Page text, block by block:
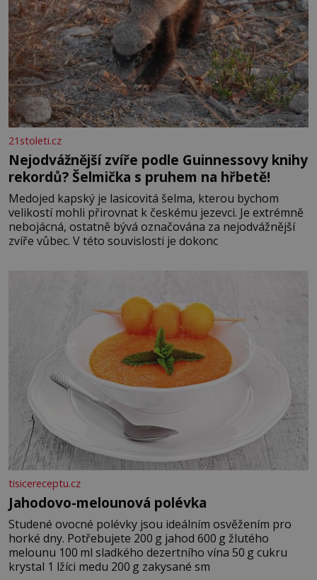
21stoleti.cz
Nejodvážnější zvíře podle Guinnessovy knihy
rekordů? Šelmička s pruhem na hřbetě!
Medojed kapský je lasicovitá šelma, kterou bychom
velikostí mohli přirovnat k českému jezevci. Je extrémně
nebojácná, ostatně bývá označována za nejodvážnější
zvíře vůbec. V této souvislosti je dokonc
tisicereceptu.cz
Jahodovo-melounová polévka
Studené ovocné polévky jsou ideálním osvěžením pro
horké dny. Potřebujete 200 g jahod 600 g žlutého
melounu 100 ml sladkého dezertního vína 50 g cukru
krystal 1 lžíci medu 200 g zakysané sm